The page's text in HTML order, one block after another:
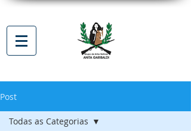
Post
Todas as Categorias